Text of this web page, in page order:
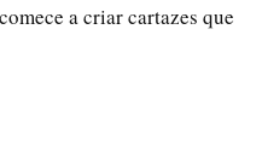
a criar cartazes que